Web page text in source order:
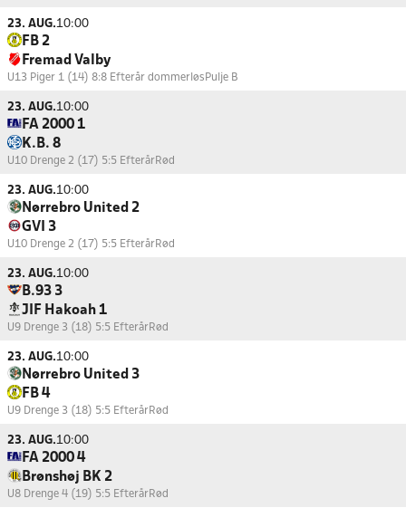
23. AUG.10:00
FB 2
Fremad Valby
U13 Piger 1 (14) 8:8 Efterår dommerløs Pulje B
23. AUG.10:00
FA 2000 1
K.B. 8
U10 Drenge 2 (17) 5:5 EfterårRød
23. AUG.10:00
Nørrebro United 2
GVI 3
U10 Drenge 2 (17) 5:5 EfterårRød
23. AUG.10:00
B.93 3
JIF Hakoah 1
U9 Drenge 3 (18) 5:5 EfterårRød
23. AUG.10:00
Nørrebro United 3
FB 4
U9 Drenge 3 (18) 5:5 EfterårRød
23. AUG.10:00
FA 2000 4
Brønshøj BK 2
U8 Drenge 4 (19) 5:5 EfterårRød